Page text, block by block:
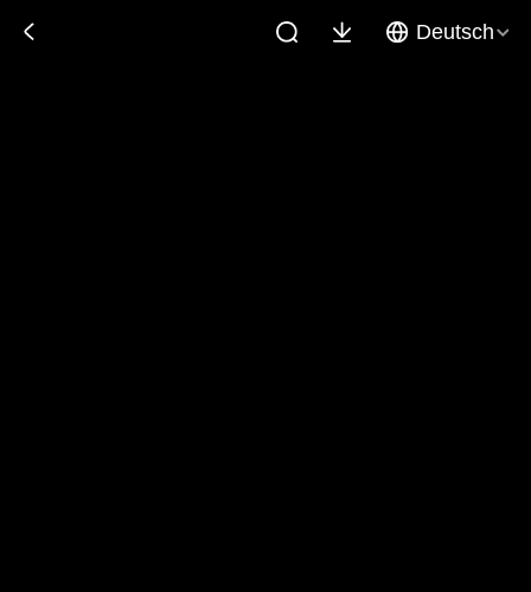
Deutsch